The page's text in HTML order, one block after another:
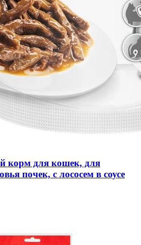
корм для кошек, для
почек, с лососем в соусе